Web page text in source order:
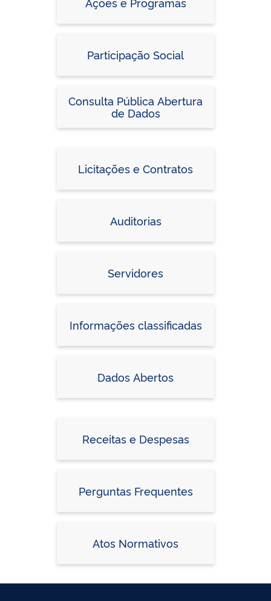
Participação Social
Consulta Pública Abertura
de Dados
Licitações e Contratos
Auditorias
Servidores
Informações classificadas
Dados Abertos
Receitas e Despesas
Perguntas Frequentes
Atos Normativos